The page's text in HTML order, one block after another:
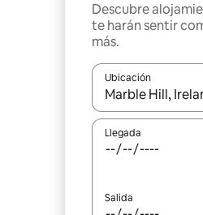
Descubre
te harán sentir
más.
Ubicación
Cuando los
Llegada
Salida